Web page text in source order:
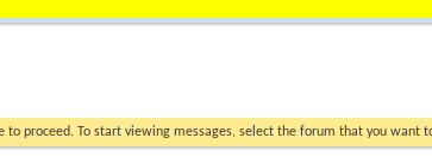
to proceed. To start viewing messages, select the forum that you want